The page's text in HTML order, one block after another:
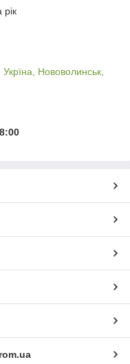
рік
Нововолинськ,